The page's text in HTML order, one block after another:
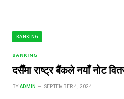
BANKING
BANKING
दसैँमा राष्ट्र बैंकले नयाँ नोट
BY ADMIN SEPTEMBER 4, 2024